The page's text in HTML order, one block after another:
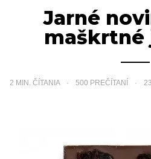
Jarné
maškrtné
2 MIN. ČÍTANIA 500 PREČÍTANÍ